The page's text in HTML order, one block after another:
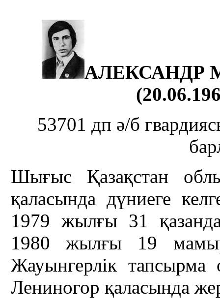
АЛЕКСАНДР
53701 дп ә/б
Шығыс Қазақстан
қаласында дүниеге
1979 жылғы 31
1980 жылғы 19
Жауынгерлік тапсырма
Лениногор қаласында